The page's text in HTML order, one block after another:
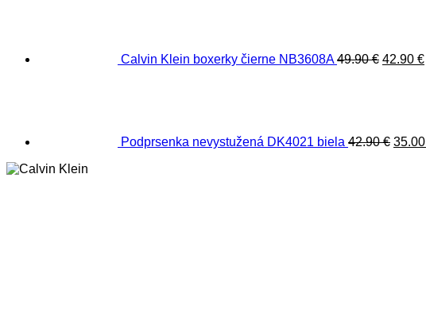
Calvin Klein boxerky čierne NB3608A 49.90€ 42.90 €
Podprsenka nevystužená DK4021 biela 42.90€ 35.00